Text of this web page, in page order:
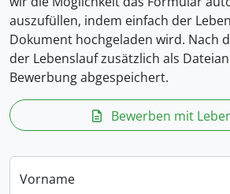
auszufüllen, indem einfach der
Dokument hochgeladen wird. Nach
der Lebenslauf zusätzlich als
Bewerbung abgespeichert.
Bewerben mit
Vorname